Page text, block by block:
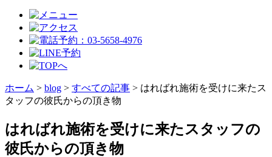
ホーム > blog > すべての記事 > はればれ施術を受けに来たス
タッフの彼氏からの頂き物
はればれ施術を受けに来たスタッフの
彼氏からの頂き物